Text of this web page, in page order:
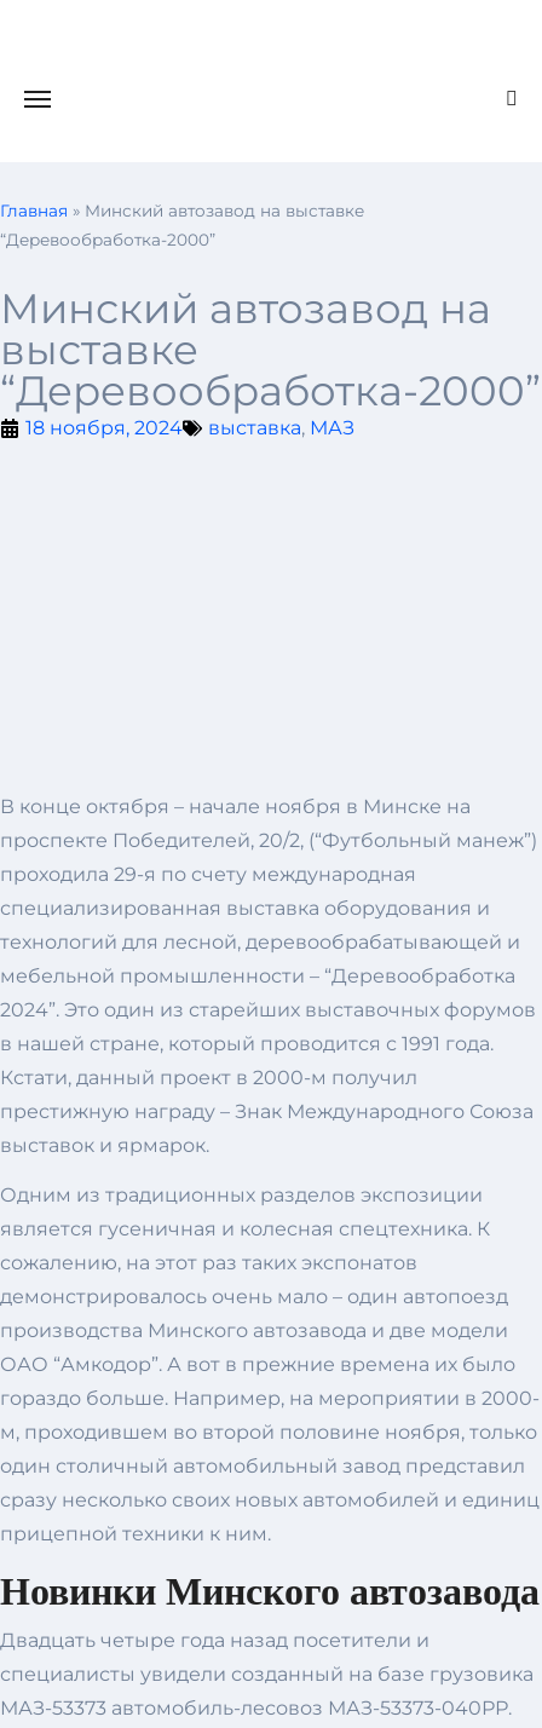
Главная » Минский автозавод на выставке
“Деревообработка-2000”
Минский автозавод на
выставке
“Деревообработка-2000”
18 ноября, 2024 выставка, МАЗ
В конце октября – начале ноября в Минске на
проспекте Победителей, 20/2, (“Футбольный манеж”)
проходила 29-я по счету международная
специализированная выставка оборудования и
технологий для лесной, деревообрабатывающей и
мебельной промышленности – “Деревообработка
2024”. Это один из старейших выставочных форумов
в нашей стране, который проводится с 1991 года.
Кстати, данный проект в 2000-м получил
престижную награду – Знак Международного Союза
выставок и ярмарок.
Одним из традиционных разделов экспозиции
является гусеничная и колесная спецтехника. К
сожалению, на этот раз таких экспонатов
демонстрировалось очень мало – один автопоезд
производства Минского автозавода и две модели
ОАО “Амкодор”. А вот в прежние времена их было
гораздо больше. Например, на мероприятии в 2000-
м, проходившем во второй половине ноября, только
один столичный автомобильный завод представил
сразу несколько своих новых автомобилей и единиц
прицепной техники к ним.
Новинки Минского автозавода
Двадцать четыре года назад посетители и
специалисты увидели созданный на базе грузовика
МАЗ-53373 автомобиль-лесовоз МАЗ-53373-040РР.